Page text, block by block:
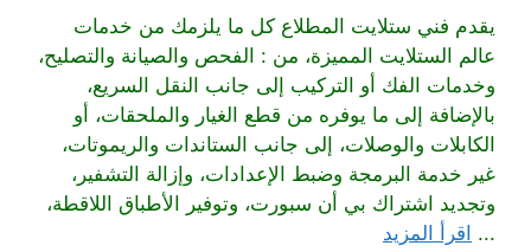
يقدم فني ستلايت المطلاع كل ما يلزمك من خدمات
عالم الستلايت المميزة، من : الفحص والصيانة والتصليح،
وخدمات الفك أو التركيب إلى جانب النقل السريع،
بالإضافة إلى ما يوفره من قطع الغيار والملحقات، أو
الكابلات والوصلات، إلى جانب الستاندات والريموتات،
غير خدمة البرمجة وضبط الإعدادات، وإزالة التشفير،
وتجديد اشتراك بي أن سبورت، وتوفير الأطباق اللاقطة،
... اقرأ المزيد